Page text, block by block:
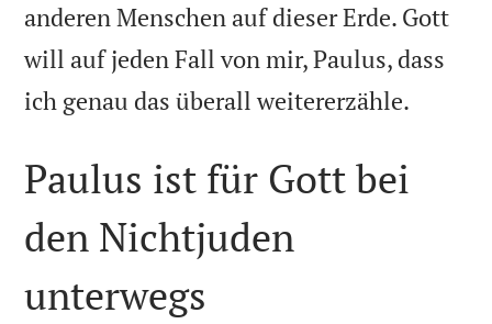
anderen Menschen auf dieser Erde. Gott
will auf jeden Fall von mir, Paulus, dass
ich genau das überall weitererzähle.
Paulus ist für Gott bei
den Nichtjuden
unterwegs